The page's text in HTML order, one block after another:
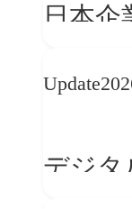
日本企
レンド
Update
デジタ